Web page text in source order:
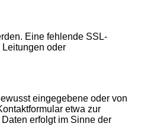
Eine fehlende SSL-
oder
eingegebene oder von
etwa zur
erfolgt im Sinne der